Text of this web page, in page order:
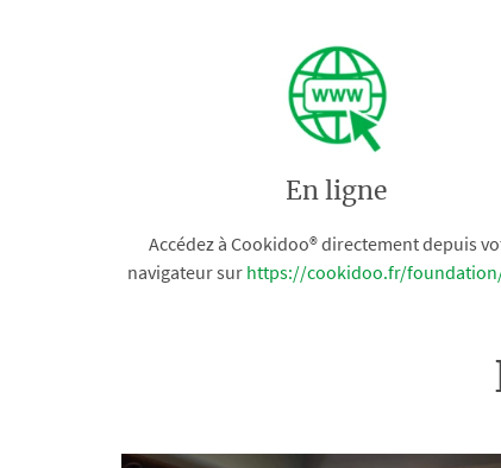
En ligne
Accédez à Cookidoo® directement depuis
navigateur sur https://cookidoo.fr/